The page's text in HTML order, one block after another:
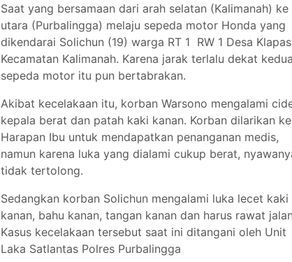
Saat yang bersamaan dari arah selatan (Kalimanah) ke
utara (Purbalingga) melaju sepeda motor Honda yang
dikendarai Solichun (19) warga RT 1 RW 1 Desa
Kecamatan Kalimanah. Karena jarak terlalu dekat kedua
sepeda motor itu pun bertabrakan.
Akibat kecelakaan itu, korban Warsono mengalami
kepala berat dan patah kaki kanan. Korban dilarikan ke
Harapan Ibu untuk mendapatkan penanganan medis,
namun karena luka yang dialami cukup berat,
tidak tertolong.
Sedangkan korban Solichun mengalami luka lecet kaki
kanan, bahu kanan, tangan kanan dan harus rawat
Kasus kecelakaan tersebut saat ini ditangani oleh Unit
Laka Satlantas Polres Purbalingga